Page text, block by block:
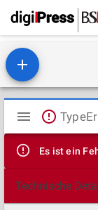
Mirador
Viewer
Es ist ein
Technische